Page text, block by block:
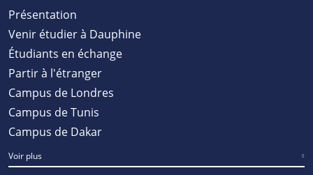
Présentation
Venir étudier à Dauphine
Étudiants en échange
Partir à l'étranger
Campus de Londres
Campus de Tunis
Campus de Dakar
Voir plus